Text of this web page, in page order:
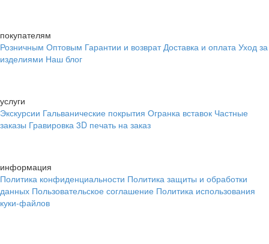
покупателям
Розничным Оптовым Гарантии и возврат Доставка и оплата Уход за
изделиями Наш блог
услуги
Экскурсии Гальванические покрытия Огранка вставок Частные
заказы Гравировка 3D печать на заказ
информация
Политика конфиденциальности Политика защиты и обработки
данных Пользовательское соглашение Политика использования
куки-файлов